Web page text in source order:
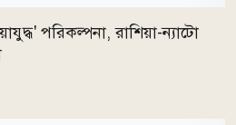
পরিকল্পনা, রাশিয়া-ন্যাটো